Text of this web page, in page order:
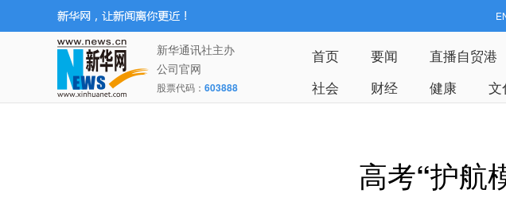
新华通讯社主办
公司官网
股票代码： 603888
首页 要闻 直播自贸港
社会
财经 健康 文
高考“护航